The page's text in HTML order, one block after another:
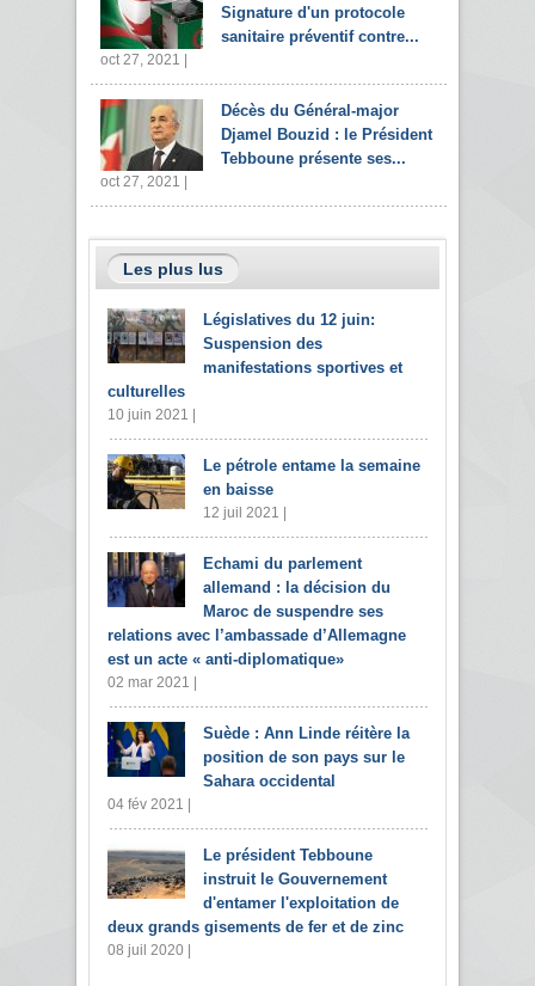
Signature d'un protocole
sanitaire préventif contre...
oct 27, 2021 |
Décès du Général-major
Djamel Bouzid : le Président
Tebboune présente ses...
oct 27, 2021 |
Les plus lus
Législatives du 12 juin:
Suspension des
manifestations sportives et
culturelles
10 juin 2021 |
Le pétrole entame la semaine
en baisse
12 juil 2021 |
Echami du parlement
allemand : la décision du
Maroc de suspendre ses
relations avec l’ambassade d’Allemagne
est un acte « anti-diplomatique»
02 mar 2021 |
Suède : Ann Linde réitère la
position de son pays sur le
Sahara occidental
04 fév 2021 |
Le président Tebboune
instruit le Gouvernement
d'entamer l'exploitation de
deux grands gisements de fer et de zinc
08 juil 2020 |